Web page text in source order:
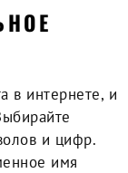
в интернете, и
и цифр.
имя